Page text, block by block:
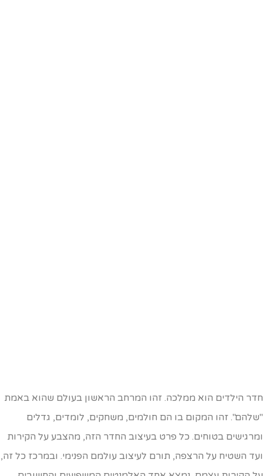
הילדים הוא ממלכה. זהו המרחב הראשון בעולם שהוא באמת
זהו המקום בו הם חולמים, משחקים, לומדים, גדלים
בטוחים. כל פרט בעיצוב החדר הזה, מהצבע על הקירות
השטיח על הרצפה, תורם לעיצוב עולמם הפנימי. ובמרכז כל זה,